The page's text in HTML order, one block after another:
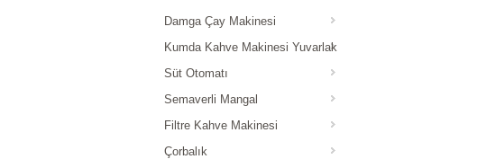
Damga Çay Makinesi
Kumda Kahve Makinesi Yuvarlak
Süt Otomatı
Semaverli Mangal
Filtre Kahve Makinesi
Çorbalık